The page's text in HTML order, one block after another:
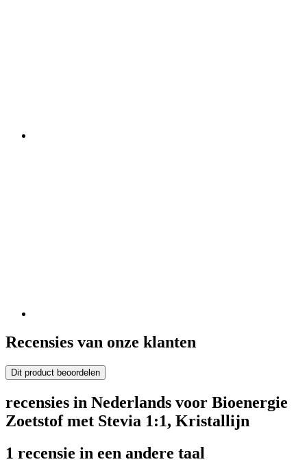
Recensies van onze klanten
Dit product beoordelen
recensies in Nederlands voor Bioenergie
Zoetstof met Stevia 1:1, Kristallijn
1 recensie in een andere taal